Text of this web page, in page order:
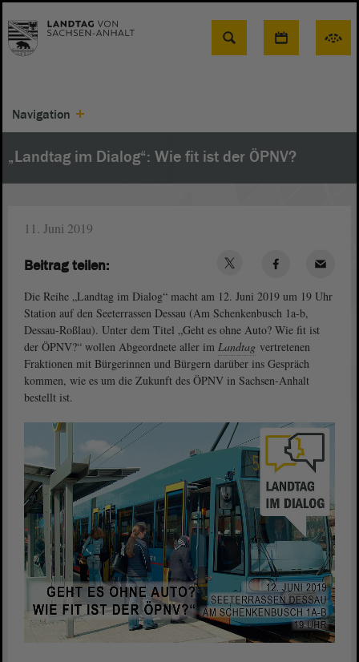
Suche
Navigation
„Landtag im Dialog“: Wie fit ist der ÖPNV?
11. Juni 2019
Die Reihe „Landtag im Dialog“ macht am 12. Juni 2019 um 19 Uhr
Station auf den Seeterrassen Dessau (Am Schenkenbusch 1a-b,
Dessau-Roßlau). Unter dem Titel „Geht es ohne Auto? Wie fit ist
der ÖPNV?“ wollen Abgeordnete aller im Landtag vertretenen
Fraktionen mit Bürgerinnen und Bürgern darüber ins Gespräch
kommen, wie es um die Zukunft des ÖPNV in Sachsen-Anhalt
bestellt ist.
Beitrag teilen: